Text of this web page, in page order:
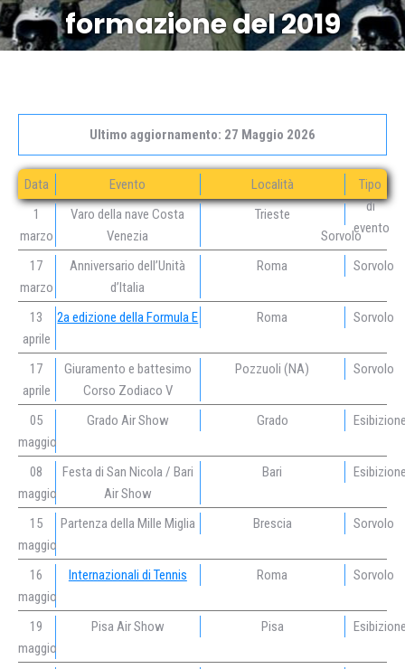
formazione del 2019
Ultimo aggiornamento: 27 Maggio 2026
Data Evento Località
Tipo
di
evento
1
marzo
Varo della nave Costa
Venezia
Trieste
Sorvolo
17
marzo
Anniversario dell’Unità
d’Italia
Roma Sorvolo
13
aprile
2a edizione della Formula E Roma Sorvolo
17
aprile
Giuramento e battesimo
Corso Zodiaco V
Pozzuoli (NA) Sorvolo
05
maggio
Grado Air Show Grado
08
maggio
Festa di San Nicola / Bari
Air Show
Bari
15
maggio
Partenza della Mille Miglia Brescia Sorvolo
16
maggio
Internazionali di Tennis Roma Sorvolo
19
maggio
Pisa Air Show Pisa